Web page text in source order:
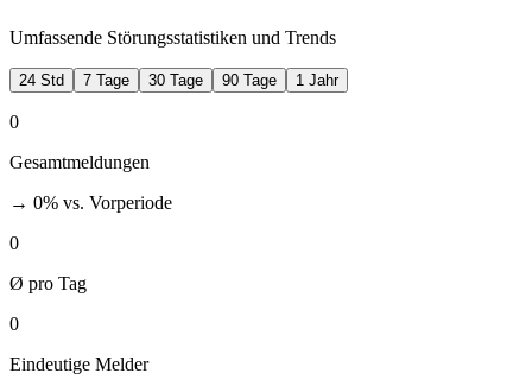
Umfassende Störungsstatistiken und Trends
24 Std 7 Tage 30 Tage 90 Tage 1 Jahr
0
Gesamtmeldungen
→ 0% vs. Vorperiode
0
Ø pro Tag
0
Eindeutige Melder